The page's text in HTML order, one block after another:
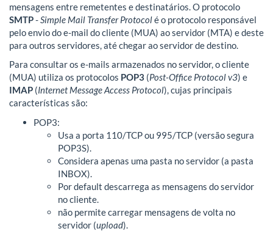
mensagens entre remetentes e destinatários. O protocolo
SMTP-Simple Mail Transfer Protocolé o protocolo responsável
pelo envio do e-mail do cliente (MUA) ao servidor (MTA) e deste
para outros servidores, até chegar ao servidor de destino.
Para consultar os e-mails armazenados no servidor, o cliente
(MUA) utiliza os protocolos POP3 (Post-Office Protocol v3) e
IMAP (Internet Message Access Protocol), cujas principais
características são:
POP3:
Usa a porta 110/TCP ou 995/TCP (versão segura
POP3S).
Considera apenas uma pasta no servidor (a pasta
INBOX).
Por default descarrega as mensagens do servidor
no cliente.
não permite carregar mensagens de volta no
servidor (upload).